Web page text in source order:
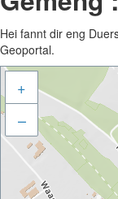
Hei fannt dir eng
Geoportal.
+
–